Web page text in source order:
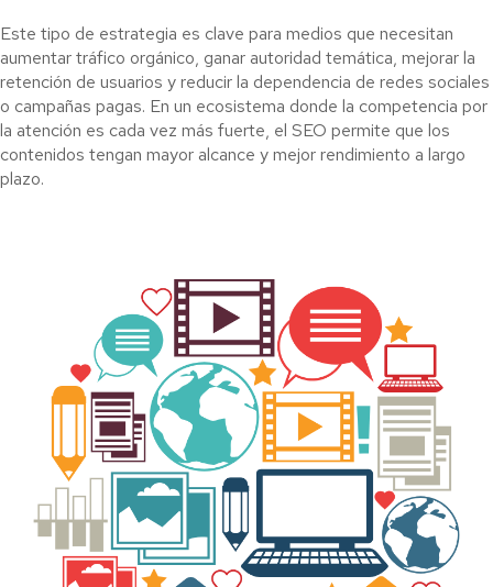
Este tipo de estrategia es clave para medios que necesitan
aumentar tráfico orgánico, ganar autoridad temática, mejorar la
retención de usuarios y reducir la dependencia de redes sociales
o campañas pagas. En un ecosistema donde la competencia por
la atención es cada vez más fuerte, el SEO permite que los
contenidos tengan mayor alcance y mejor rendimiento a largo
plazo.